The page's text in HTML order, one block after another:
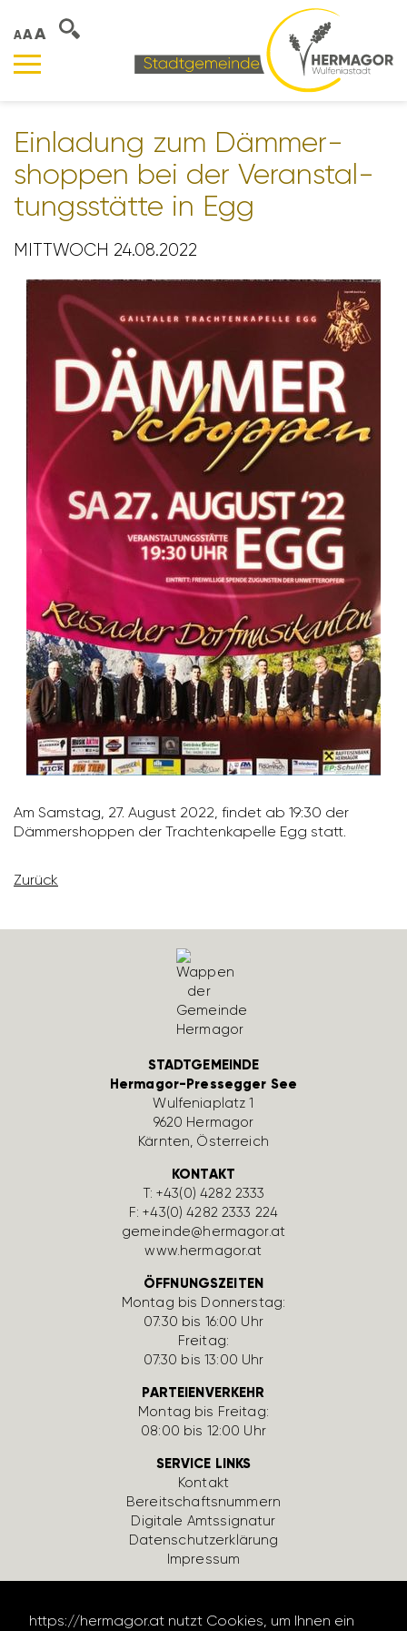
https://hermagor.at nutzt Cookies, um Ihnen ein
AAA
Einla­dung zum Dämmer­
shoppen bei der Veran­stal­
tungs­stätte in Egg
MITTWOCH 24.08.2022
Am Samstag, 27. August 2022, findet ab 19:30 der
Dämmer­shoppen der Trach­ten­ka­pelle Egg statt.
Zurück
STADTGEMEINDE
Hermagor-Pressegger See
Wulfe­nia­platz 1
9620 Hermagor
Kärnten, Öster­reich
KONTAKT
T:+43(0) 4282 2333
F: +43(0) 4282 2333 224
gemeinde@hermagor.at
www.hermagor.at
ÖFFNUNGSZEITEN
Montag bis Donnerstag:
07:30 bis 16:00 Uhr
Freitag:
07:30 bis 13:00 Uhr
PARTEIENVERKEHR
Montag bis Freitag:
08:00 bis 12:00 Uhr
SERVICE LINKS
Kontakt
Bereit­schafts­num­mern
Digi­tale Amts­si­gnatur
Daten­schutz­er­klä­rung
Impressum